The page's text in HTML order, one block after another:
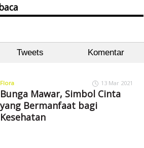
Tweets Komentar
Flora 13 Mar 2021
Bunga Mawar, Simbol Cinta
yang Bermanfaat bagi
Kesehatan